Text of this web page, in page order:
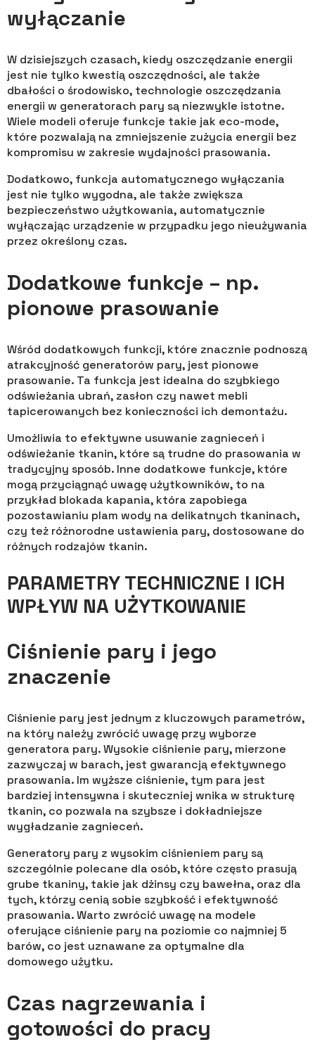
wyłączanie
W dzisiejszych czasach, kiedy oszczędzanie energii
jest nie tylko kwestią oszczędności, ale także
dbałości o środowisko, technologie oszczędzania
energii w generatorach pary są niezwykle istotne.
Wiele modeli oferuje funkcje takie jak eco-mode,
które pozwalają na zmniejszenie zużycia energii bez
kompromisu w zakresie wydajności prasowania.
Dodatkowo, funkcja automatycznego wyłączania
jest nie tylko wygodna, ale także zwiększa
bezpieczeństwo użytkowania, automatycznie
wyłączając urządzenie w przypadku jego nieużywania
przez określony czas.
Dodatkowe funkcje – np.
pionowe prasowanie
Wśród dodatkowych funkcji, które znacznie podnoszą
atrakcyjność generatorów pary, jest pionowe
prasowanie. Ta funkcja jest idealna do szybkiego
odświeżania ubrań, zasłon czy nawet mebli
tapicerowanych bez konieczności ich demontażu.
Umożliwia to efektywne usuwanie zagnieceń i
odświeżanie tkanin, które są trudne do prasowania w
tradycyjny sposób. Inne dodatkowe funkcje, które
mogą przyciągnąć uwagę użytkowników, to na
przykład blokada kapania, która zapobiega
pozostawianiu plam wody na delikatnych tkaninach,
czy też różnorodne ustawienia pary, dostosowane do
różnych rodzajów tkanin.
PARAMETRY TECHNICZNE I ICH
WPŁYW NA UŻYTKOWANIE
Ciśnienie pary i jego
znaczenie
Ciśnienie pary jest jednym z kluczowych parametrów,
na który należy zwrócić uwagę przy wyborze
generatora pary. Wysokie ciśnienie pary, mierzone
zazwyczaj w barach, jest gwarancją efektywnego
prasowania. Im wyższe ciśnienie, tym para jest
bardziej intensywna i skuteczniej wnika w strukturę
tkanin, co pozwala na szybsze i dokładniejsze
wygładzanie zagnieceń.
Generatory pary z wysokim ciśnieniem pary są
szczególnie polecane dla osób, które często prasują
grube tkaniny, takie jak dżinsy czy bawełna, oraz dla
tych, którzy cenią sobie szybkość i efektywność
prasowania. Warto zwrócić uwagę na modele
oferujące ciśnienie pary na poziomie co najmniej 5
barów, co jest uznawane za optymalne dla
domowego użytku.
Czas nagrzewania i
gotowości do pracy